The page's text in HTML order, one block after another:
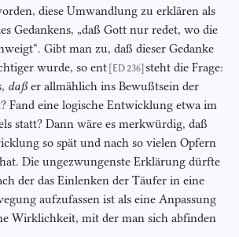
diese Umwandlung zu erklären als
Gedankens, „daß Gott nur redet, wo die
Gibt man zu, daß dieser Gedanke
wurde, so ent
[ED 236] steht die Frage:
daß er allmählich ins Bewußtsein der
Fand eine logische Entwicklung etwa im
statt? Dann wäre es merkwürdig, daß
so spät und nach so vielen Opfern
Die ungezwungenste Erklärung dürfte
der das Einlenken der Täufer in eine
aufzufassen ist als eine Anpassung
Wirklichkeit, mit der man sich abfinden